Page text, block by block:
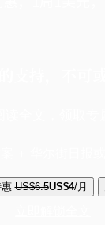
US$6.5US$4/月